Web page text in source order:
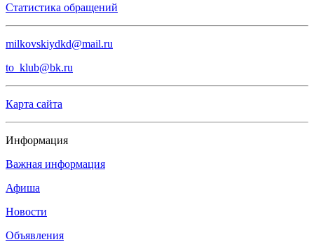
Статистика обращений
milkovskiydkd@mail.ru
to_klub@bk.ru
Карта сайта
Информация
Важная информация
Афиша
Новости
Объявления